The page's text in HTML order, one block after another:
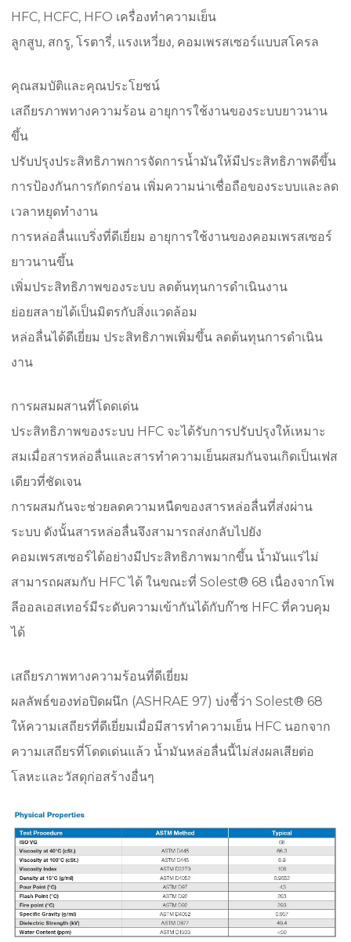
HFC, HCFC, HFO เครื่องทำความเย็น
ลูกสูบ, สกรู, โรตารี่, แรงเหวี่ยง, คอมเพรสเซอร์แบบสโครล
คุณสมบัติและคุณประโยชน์
เสถียรภาพทางความร้อน อายุการใช้งานของระบบยาวนาน
ขึ้น
ปรับปรุงประสิทธิภาพการจัดการน้ำมันให้มีประสิทธิภาพดีขึ้น
การป้องกันการกัดกร่อน เพิ่มความน่าเชื่อถือของระบบและลด
เวลาหยุดทำงาน
การหล่อลื่นแบริ่งที่ดีเยี่ยม อายุการใช้งานของคอมเพรสเซอร์
ยาวนานขึ้น
เพิ่มประสิทธิภาพของระบบ ลดต้นทุนการดำเนินงาน
ย่อยสลายได้เป็นมิตรกับสิ่งแวดล้อม
หล่อลื่นได้ดีเยี่ยม ประสิทธิภาพเพิ่มขึ้น ลดต้นทุนการดำเนิน
งาน
การผสมผสานที่โดดเด่น
ประสิทธิภาพของระบบ HFC จะได้รับการปรับปรุงให้เหมาะ
สมเมื่อสารหล่อลื่นและสารทำความเย็นผสมกันจนเกิดเป็นเฟส
เดียวที่ชัดเจน
การผสมกันจะช่วยลดความหนืดของสารหล่อลื่นที่ส่งผ่าน
ระบบ ดังนั้นสารหล่อลื่นจึงสามารถส่งกลับไปยัง
คอมเพรสเซอร์ได้อย่างมีประสิทธิภาพมากขึ้น น้ำมันแร่ไม่
สามารถผสมกับ HFC ได้ ในขณะที่ Solest® 68 เนื่องจากโพ
ลีออลเอสเทอร์มีระดับความเข้ากันได้กับก๊าซ HFC ที่ควบคุม
ได้
เสถียรภาพทางความร้อนที่ดีเยี่ยม
ผลลัพธ์ของท่อปิดผนึก (ASHRAE 97) บ่งชี้ว่า Solest® 68
ให้ความเสถียรที่ดีเยี่ยมเมื่อมีสารทำความเย็น HFC นอกจาก
ความเสถียรที่โดดเด่นแล้ว น้ำมันหล่อลื่นนี้ไม่ส่งผลเสียต่อ
โลหะและวัสดุก่อสร้างอื่นๆ